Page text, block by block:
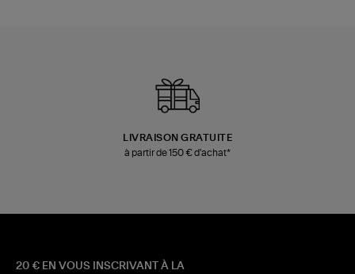
LIVRAISON GRATUITE
à partir de 150 € d'achat*
20 € EN VOUS INSCRIVANT À LA